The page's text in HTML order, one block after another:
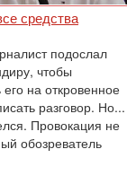
средства
подослал
чтобы
на откровенное
разговор. Но...
Провокация не
обозреватель